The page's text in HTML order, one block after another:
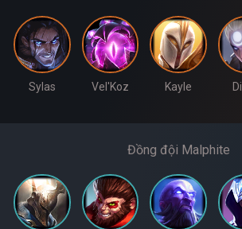
Sylas Vel'Koz Kayle
Đồng đội Malphite